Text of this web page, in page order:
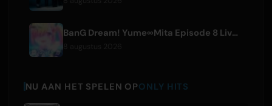
BanG Dream! Yume∞Mita Episode 8 Live Clip Released
NU AAN HET SPELEN OPONLY HITS